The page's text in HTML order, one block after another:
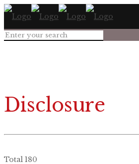
Disclosure
Total 180